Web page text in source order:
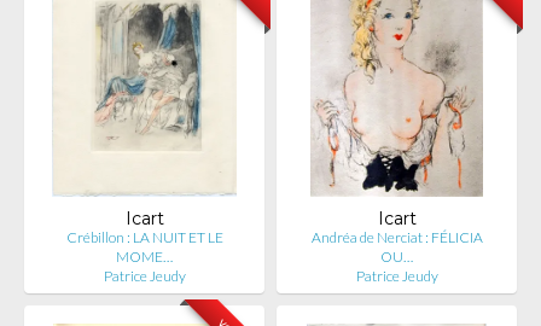
Icart
Crébillon : LA NUIT ET LE
MOME…
Patrice Jeudy
Icart
Andréa de Nerciat : FÉLICIA
OU…
Patrice Jeudy